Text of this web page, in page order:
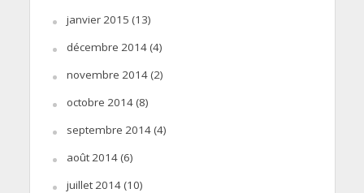
janvier 2015 (13)
décembre 2014(4)
novembre 2014(2)
octobre 2014(8)
septembre 2014(4)
août 2014(6)
juillet 2014(10)